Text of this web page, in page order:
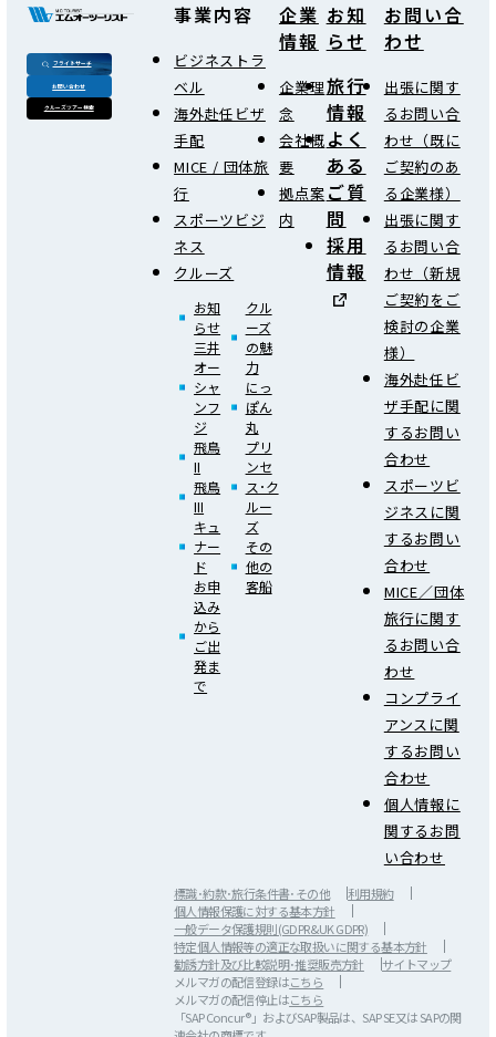
フライトサーチ
お問い合わせ
クルーズツアー検索
事業内容
ビジネストラ
ベル
海外赴任ビザ
手配
MICE / 団体旅
行
スポーツビジ
ネス
クルーズ
お知
らせ
三井
オー
シャ
ンフ
ジ
飛鳥
II
飛鳥
III
キュ
ナー
ド
お申
込み
から
ご出
発ま
で
クル
ーズ
の魅
力
にっ
ぽん
丸
プリ
ンセ
ス･ク
ルー
ズ
その
他の
客船
企業
情報
企業理
念
会社概
要
拠点案
内
お知
らせ
旅行
情報
よく
ある
ご質
問
採用
情報
お問い合
わせ
出張に関す
るお問い合
わせ（既に
ご契約のあ
る企業様）
出張に関す
るお問い合
わせ（新規
ご契約をご
検討の企業
様）
海外赴任ビ
ザ手配に関
するお問い
合わせ
スポーツビ
ジネスに関
するお問い
合わせ
MICE／団体
旅行に関す
るお問い合
わせ
コンプライ
アンスに関
するお問い
合わせ
個人情報に
関するお問
い合わせ
標識･約款･旅行条件書･その他
利用規約
個人情報保護に対する基本方針
一般データ保護規則(GDPR&UK GDPR)
特定個人情報等の適正な取扱いに関する基本方針
勧誘方針及び比較説明･推奨販売方針
サイトマップ
メルマガの配信登録はこちら
メルマガの配信停止はこちら
「SAP Concur®」およびSAP製品は、SAP SE又は SAPの関